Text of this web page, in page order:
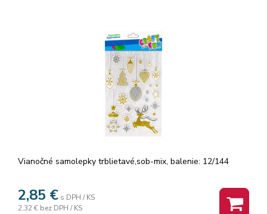
Vianočné samolepky trblietavé,sob-mix, balenie: 12/144
2,85 € s DPH / KS
2,32 € bez DPH / KS